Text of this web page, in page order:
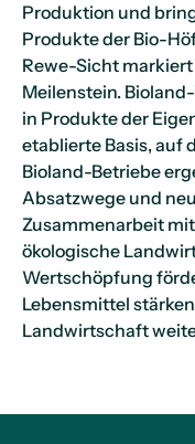
Produktion und
Produkte der Bio-
Rewe-Sicht
Meilenstein.
in Produkte der
etablierte Basis, auf
Bioland-Betriebe
Absatzwege und
Zusammenarbeit
ökologische
Wertschöpfung
Lebensmittel
Landwirtschaft